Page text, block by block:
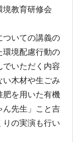
境教育研修会
ついての講義の
環境配慮行動の
でいただく内容
い木材や生ごみ
肥を用いた有機
ん先生」こと吉
りの実演も行い